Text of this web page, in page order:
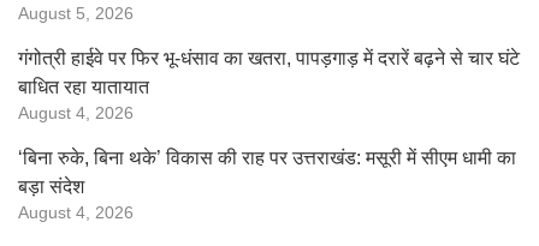
August 5, 2026
गंगोत्री हाईवे पर फिर भू-धंसाव का खतरा, पापड़गाड़ में दरारें बढ़ने से चार घंटे
बाधित रहा यातायात
August 4, 2026
‘बिना रुके, बिना थके’ विकास की राह पर उत्तराखंड: मसूरी में सीएम धामी का
बड़ा संदेश
August 4, 2026